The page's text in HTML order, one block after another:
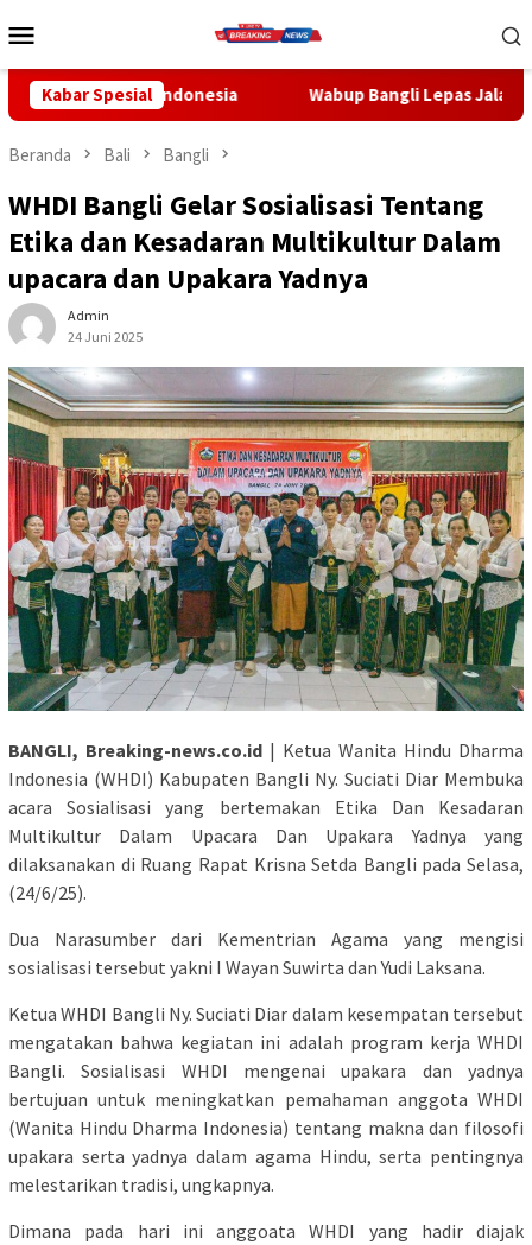
ke
Mobile
Kabar SpesialWabup Bangli Lepas Jalan Santai, Awali
Beranda Bali Bangli
WHDI Bangli Gelar Sosialisasi Tentang
Etika dan Kesadaran Multikultur Dalam
upacara dan Upakara Yadnya
Admin
24 Juni 2025
BANGLI, Breaking-news.co.id | Ketua Wanita Hindu Dharma
Indonesia (WHDI) Kabupaten Bangli Ny. Suciati Diar Membuka
acara Sosialisasi yang bertemakan Etika Dan Kesadaran
Multikultur Dalam Upacara Dan Upakara Yadnya yang
dilaksanakan di Ruang Rapat Krisna Setda Bangli pada Selasa,
(24/6/25).
Dua Narasumber dari Kementrian Agama yang mengisi
sosialisasi tersebut yakni I Wayan Suwirta dan Yudi Laksana.
Ketua WHDI Bangli Ny. Suciati Diar dalam kesempatan tersebut
mengatakan bahwa kegiatan ini adalah program kerja WHDI
Bangli. Sosialisasi WHDI mengenai upakara dan yadnya
bertujuan untuk meningkatkan pemahaman anggota WHDI
(Wanita Hindu Dharma Indonesia) tentang makna dan filosofi
upakara serta yadnya dalam agama Hindu, serta pentingnya
melestarikan tradisi, ungkapnya.
Dimana pada hari ini anggoata WHDI yang hadir diajak